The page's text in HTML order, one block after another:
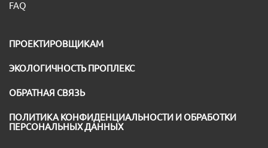
FAQ
ПРОЕКТИРОВЩИКАМ
ЭКОЛОГИЧНОСТЬ ПРОПЛЕКС
ОБРАТНАЯ СВЯЗЬ
ПОЛИТИКА КОНФИДЕНЦИАЛЬНОСТИ И ОБРАБОТКИ
ПЕРСОНАЛЬНЫХ ДАННЫХ